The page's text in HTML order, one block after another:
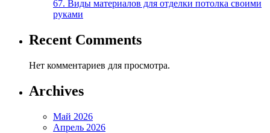
67. Виды материалов для отделки потолка своими
руками
Recent Comments
Нет комментариев для просмотра.
Archives
Май 2026
Апрель 2026